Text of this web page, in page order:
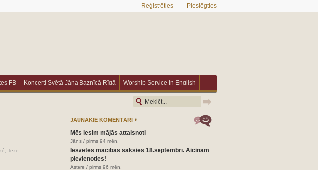
Reģistrēties Pieslēgties
FB Koncerti Svētā Jāņa Baznīcā Rīgā Worship Service In English
Tezē
JAUNĀKIE KOMENTĀRI
Mēs iesim mājās attaisnoti
Jānis / pirms 94 mēn.
Iesvētes mācības sāksies 18.septembrī. Aicinām
pievienoties!
Astere / pirms 96 mēn.